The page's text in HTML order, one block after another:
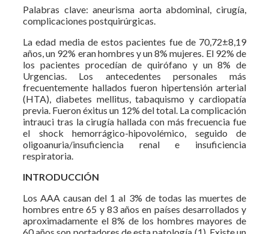
Palabras clave: aneurisma aorta abdominal, cirugía,
complicaciones postquirúrgicas.
La edad media de estos pacientes fue de 70,72±8,19
años, un 92% eran hombres y un 8% mujeres. El 92% de
los pacientes procedían de quirófano y un 8% de
Urgencias. Los antecedentes personales más
frecuentemente hallados fueron hipertensión arterial
(HTA), diabetes mellitus, tabaquismo y cardiopatía
previa. Fueron éxitus un 12% del total. La complicación
intrauci tras la cirugía hallada con más frecuencia fue
el shock hemorrágico-hipovolémico, seguido de
oligoanuria/insuficiencia renal e insuficiencia
respiratoria.
INTRODUCCIÓN
Los AAA causan del 1 al 3% de todas las muertes de
hombres entre 65 y 83 años en países desarrollados y
aproximadamente el 8% de los hombres mayores de
60 años son portadores de esta patología (1). Existe un